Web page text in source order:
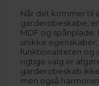
Når det kommer til
garderobeskabe,
MDF og spånplade.
unikke
funktionaliteten og
rigtige valg er
garderobeskab
men også